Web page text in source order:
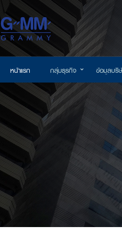
หน้าแรก กลุ่มธุรกิจ ข้อมูลบริ